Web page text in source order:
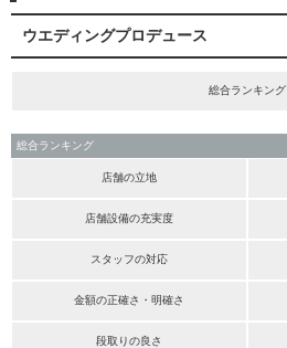
ウエディングプロデュース
総合ランキング
総合ランキング
店舗の立地
店舗設備の充実度
スタッフの対応
金額の正確さ・明確さ
段取りの良さ